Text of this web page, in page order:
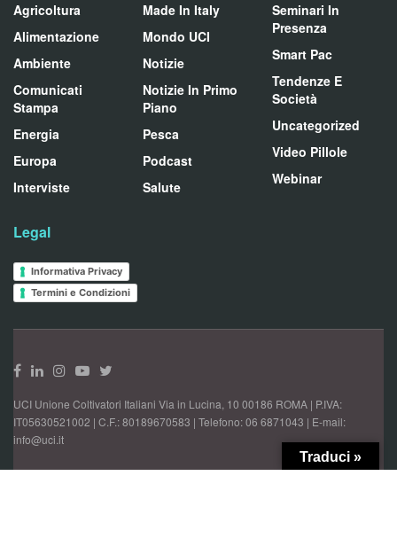
Agricoltura
Alimentazione
Ambiente
Comunicati
Stampa
Energia
Europa
Interviste
Made In Italy
Mondo UCI
Notizie
Notizie In Primo
Piano
Pesca
Podcast
Salute
Seminari In
Presenza
Smart Pac
Tendenze E
Società
Uncategorized
Video Pillole
Webinar
Legal
Informativa Privacy
Termini e Condizioni
UCI Unione Coltivatori Italiani Via in Lucina, 10 00186 ROMA | P.IVA:
IT05630521002 | C.F.: 80189670583 | Telefono: 06 6871043 | E-mail:
info@uci.it
Traduci »